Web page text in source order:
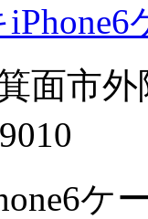
面市外
ケ